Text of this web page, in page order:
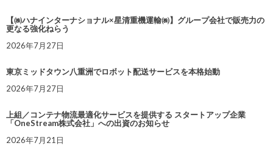
【㈱ハナインターナショナル×星清重機運輸㈱】グループ会社で販売力の
更なる強化ねらう
2026年7月27日
東京ミッドタウン八重洲でロボット配送サービスを本格始動
2026年7月27日
上組／コンテナ物流最適化サービスを提供する スタートアップ企業
「OneStream株式会社」への出資のお知らせ
2026年7月21日